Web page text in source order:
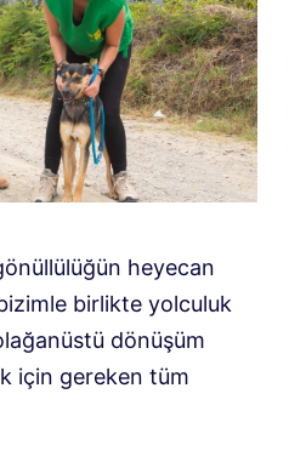
heyecan
birlikte yolculuk
dönüşüm
için gereken tüm